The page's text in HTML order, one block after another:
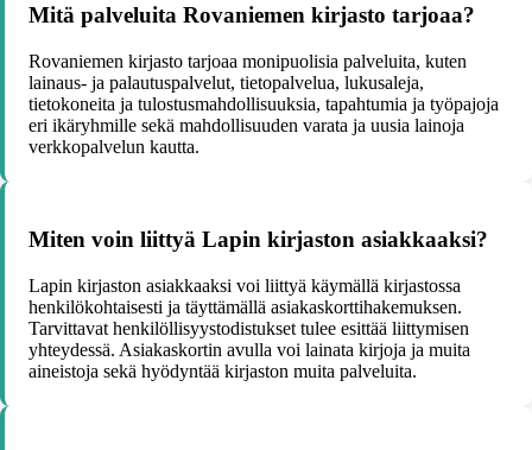
Mitä palveluita Rovaniemen kirjasto tarjoaa?
Rovaniemen kirjasto tarjoaa monipuolisia palveluita, kuten
lainaus- ja palautuspalvelut, tietopalvelua, lukusaleja,
tietokoneita ja tulostusmahdollisuuksia, tapahtumia ja työpajoja
eri ikäryhmille sekä mahdollisuuden varata ja uusia lainoja
verkkopalvelun kautta.
Miten voin liittyä Lapin kirjaston asiakkaaksi?
Lapin kirjaston asiakkaaksi voi liittyä käymällä kirjastossa
henkilökohtaisesti ja täyttämällä asiakaskorttihakemuksen.
Tarvittavat henkilöllisyystodistukset tulee esittää liittymisen
yhteydessä. Asiakaskortin avulla voi lainata kirjoja ja muita
aineistoja sekä hyödyntää kirjaston muita palveluita.